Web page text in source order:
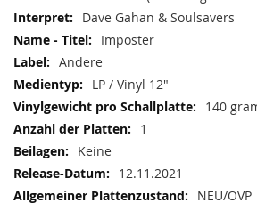
Dave Gahan & Soulsavers
Imposter
Andere
LP / Vinyl 12"
140
1
Keine
12.11.2021
NEU/OVP